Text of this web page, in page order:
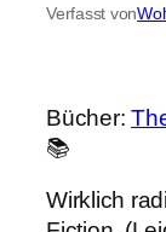
Verfasst von
Bücher:
📚
Wirklich